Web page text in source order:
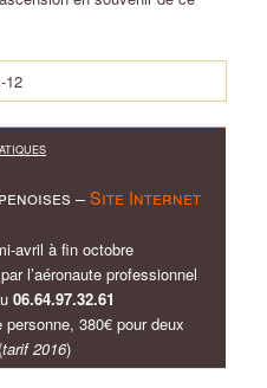
–Site Internet
avril à fin octobre
l’aéronaute professionnel
06.64.97.32.61
380€ pour deux
tarif 2016)